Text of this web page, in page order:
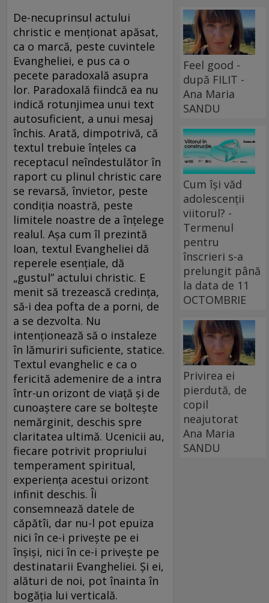
De-necuprinsul actului
christic e menţionat apăsat,
ca o marcă, peste cuvintele
Evangheliei, e pus ca o
pecete paradoxală asupra
lor. Paradoxală fiindcă ea nu
indică rotunjimea unui text
autosuficient, a unui mesaj
închis. Arată, dimpotrivă, că
textul trebuie înţeles ca
receptacul neîndestulător în
raport cu plinul christic care
se revarsă, învietor, peste
condiţia noastră, peste
limitele noastre de a înţelege
realul. Aşa cum îl prezintă
Ioan, textul Evangheliei dă
reperele esenţiale, dă
„gustul” actului christic. E
menit să trezească credinţa,
să-i dea pofta de a porni, de
a se dezvolta. Nu
intenţionează să o instaleze
în lămuriri suficiente, statice.
Textul evanghelic e ca o
fericită ademenire de a intra
într-un orizont de viaţă şi de
cunoaştere care se bolteşte
nemărginit, deschis spre
claritatea ultimă. Ucenicii au,
fiecare potrivit propriului
temperament spiritual,
experienţa acestui orizont
infinit deschis. Îi
consemnează datele de
căpătîi, dar nu-l pot epuiza
nici în ce-i priveşte pe ei
înşişi, nici în ce-i priveşte pe
destinatarii Evangheliei. Şi ei,
alături de noi, pot înainta în
bogăţia lui verticală.
Feel good -
după FILIT -
Ana Maria
SANDU
Cum își văd
adolescenții
viitorul? -
Termenul
pentru
înscrieri s-a
prelungit până
la data de 11
OCTOMBRIE
Privirea ei
pierdută, de
copil
neajutorat
Ana Maria
SANDU